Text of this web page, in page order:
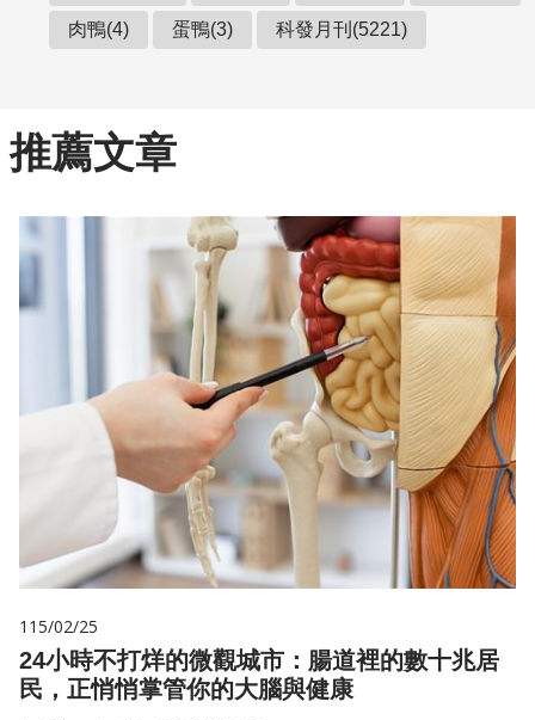
肉鴨(4) 蛋鴨(3) 科發月刊(5221)
推薦文章
115/02/25
24小時不打烊的微觀城市：腸道裡的數十兆居
民，正悄悄掌管你的大腦與健康